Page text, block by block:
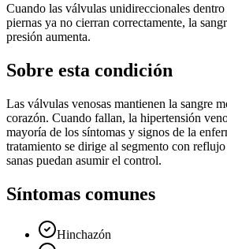
Cuando las válvulas unidireccionales dentro
piernas ya no cierran correctamente, la
presión aumenta.
Sobre esta condición
Las válvulas venosas mantienen la sangre
corazón. Cuando fallan, la hipertensión
mayoría de los síntomas y signos de la
tratamiento se dirige al segmento con
sanas puedan asumir el control.
Síntomas comunes
Hinchazón